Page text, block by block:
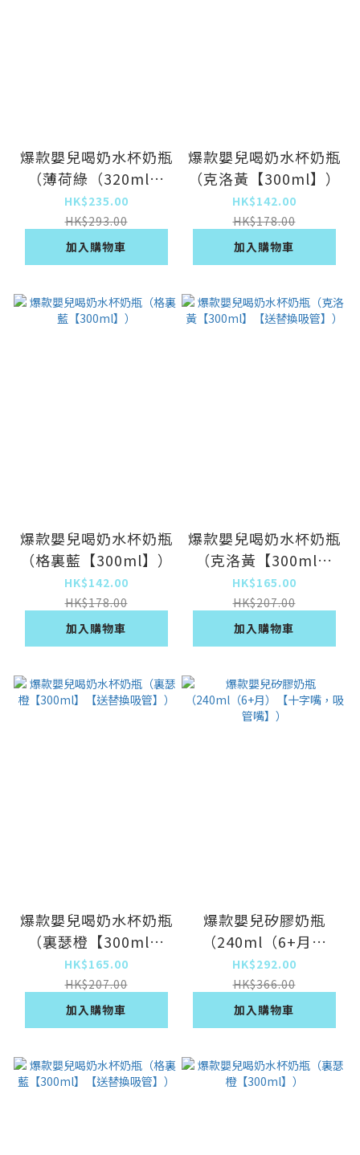
爆款嬰兒喝奶水杯奶瓶
（薄荷綠（320ml）
+櫻花粉（320ml）
【贈杯帶+吸嘴】）
HK$235.00
HK$293.00
加入購物車
爆款嬰兒喝奶水杯奶瓶
（克洛黃【300ml】）
HK$142.00
HK$178.00
加入購物車
爆款嬰兒喝奶水杯奶瓶
（格裏藍【300ml】）
HK$142.00
HK$178.00
加入購物車
爆款嬰兒喝奶水杯奶瓶
（克洛黃【300ml】
【送替換吸管】）
HK$165.00
HK$207.00
加入購物車
爆款嬰兒喝奶水杯奶瓶
（裏瑟橙【300ml】
【送替換吸管】）
HK$165.00
HK$207.00
加入購物車
爆款嬰兒矽膠奶瓶
（240ml（6+月）
【十字嘴，吸管嘴】）
HK$292.00
HK$366.00
加入購物車